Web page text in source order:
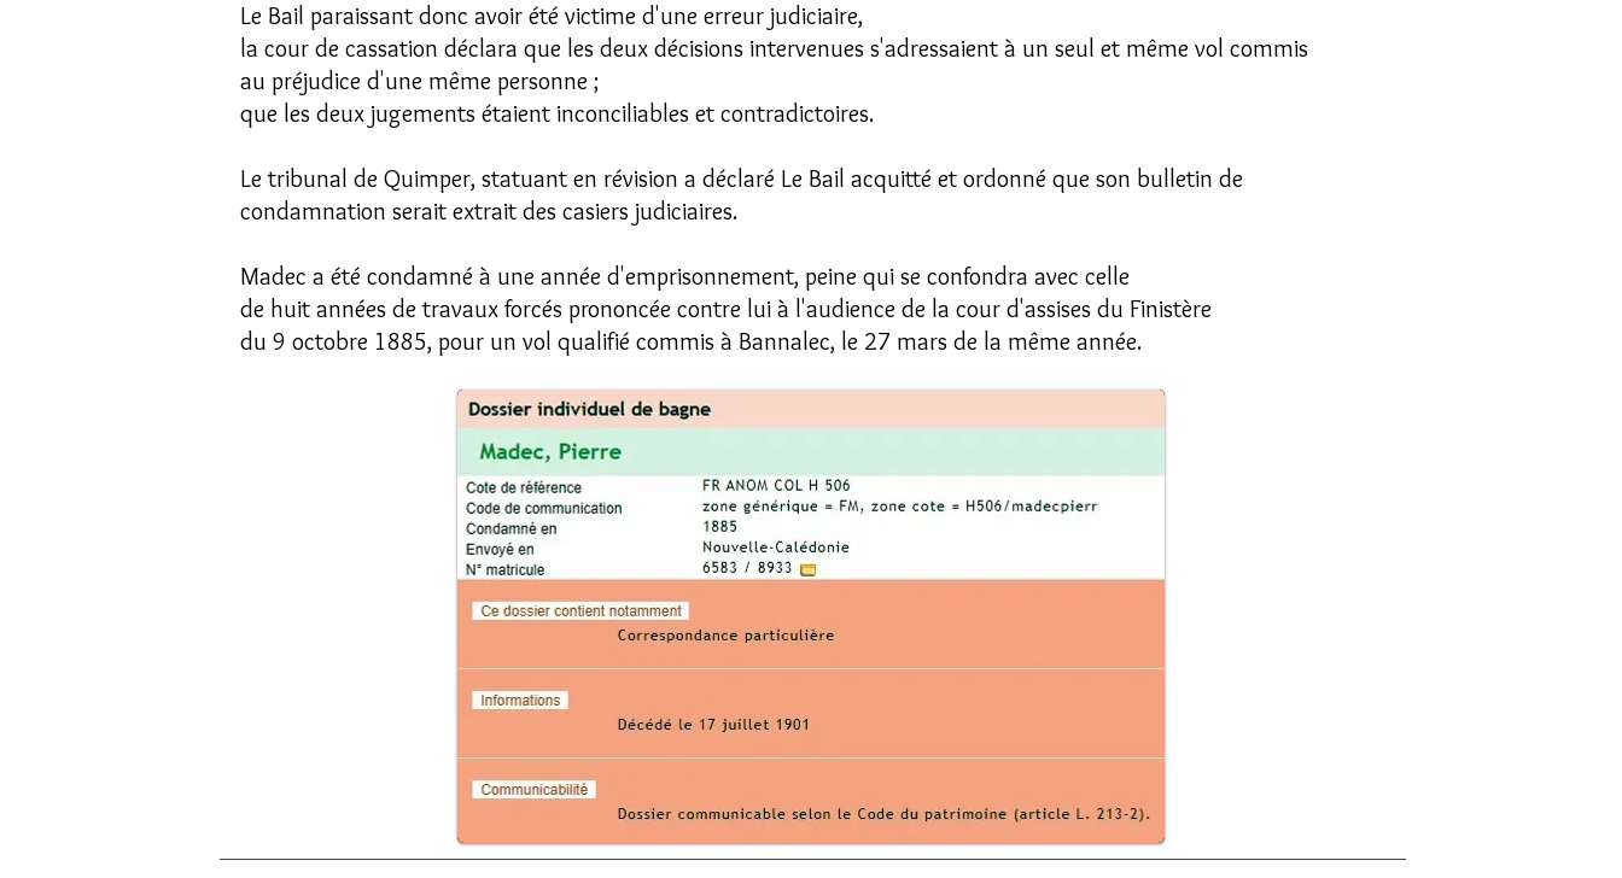
Le Bail paraissant donc avoir été victime d'une erreur judiciaire,
la cour de cassation déclara que les deux décisions intervenues s'adressaient à un seul et même vol commis
au préjudice d'une même personne ;
que les deux jugements étaient inconciliables et contradictoires.
Le tribunal de Quimper, statuant en révision a déclaré Le Bail acquitté et ordonné que son bulletin de
condamnation serait extrait des casiers judiciaires.
Madec a été condamné à une année d'emprisonnement, peine qui se confondra avec celle
de huit années de travaux forcés prononcée contre lui à l'audience de la cour d'assises du Finistère
du 9 octobre 1885, pour un vol qualifié commis à Bannalec, le 27 mars de la même année.